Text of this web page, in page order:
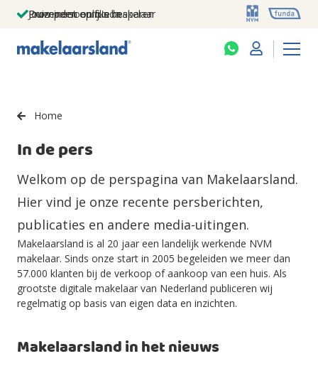
Jouw persoonlijke makelaar
Duizenden euro's besparen
Prominent op funda
Home
In de pers
Welkom op de perspagina van Makelaarsland.
Hier vind je onze recente persberichten,
publicaties en andere media-uitingen.
Makelaarsland is al 20 jaar een landelijk werkende NVM
makelaar. Sinds onze start in 2005 begeleiden we meer dan
57.000 klanten bij de verkoop of aankoop van een huis. Als
grootste digitale makelaar van Nederland publiceren wij
regelmatig op basis van eigen data en inzichten.
Makelaarsland in het nieuws